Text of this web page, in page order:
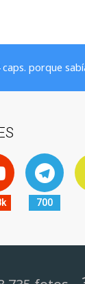
porque
700